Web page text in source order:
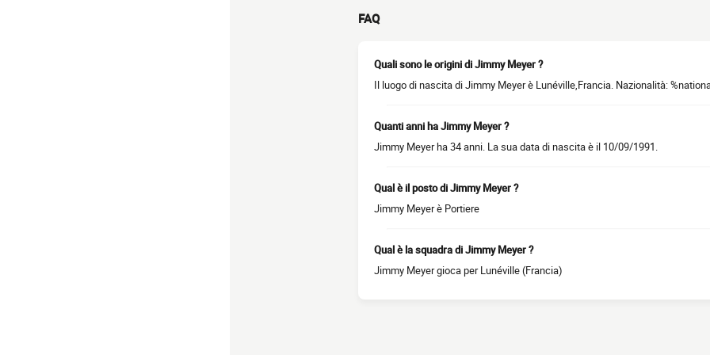
FAQ
Quali sono le origini di Jimmy Meyer ?
Il luogo di nascita di Jimmy Meyer è Lunéville,Francia. Nazionalità:
Quanti anni ha Jimmy Meyer ?
Jimmy Meyer ha 34 anni. La sua data di nascita è il 10/09/1991.
Qual è il posto di Jimmy Meyer ?
Jimmy Meyer è Portiere
Qual è la squadra di Jimmy Meyer ?
Jimmy Meyer gioca per Lunéville (Francia)